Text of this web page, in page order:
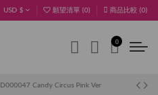
USD $ 願望清單 (0) 商品比較 (0)
0
ID000047 Candy Circus Pink Ver